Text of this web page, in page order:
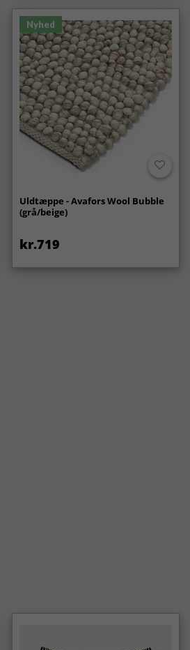
Nyhed
Uldtæppe - Avafors Wool Bubble
(grå/beige)
kr.719